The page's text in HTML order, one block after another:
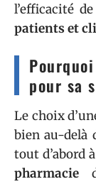
l’efficacité
patients et
pour sa
Le choix
bien au-delà
tout d’abord
pharmacie